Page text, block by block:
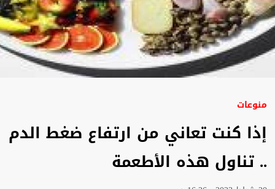
منوعات
إذا كنت تعاني من ارتفاع ضغط الدم
.. تناول هذه الأطعمة